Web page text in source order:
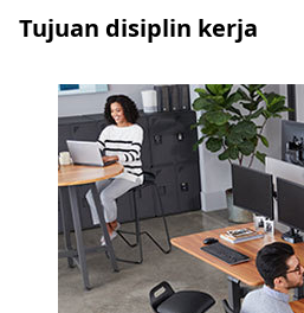
Tujuan disiplin kerja